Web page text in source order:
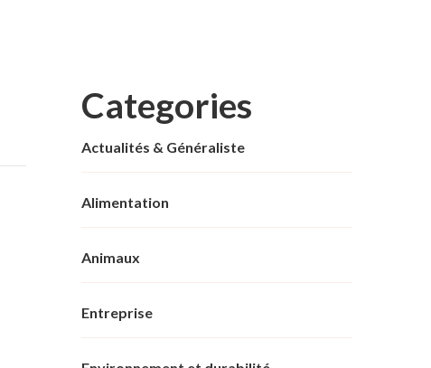
Categories
Actualités & Généraliste
Alimentation
Animaux
Entreprise